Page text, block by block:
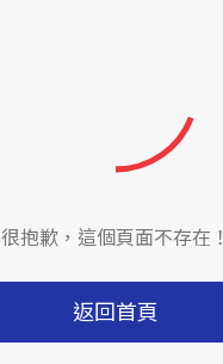
很抱歉，這個頁面不存在！
返回首頁